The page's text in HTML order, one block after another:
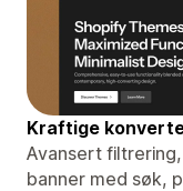
Kraftige
Avansert
banner med søk,